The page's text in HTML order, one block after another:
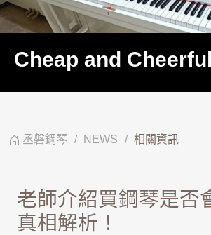
Cheap and Cheerful
丞磐鋼琴 NEWS 相關資訊
老師介紹買鋼琴是否
真相解析！